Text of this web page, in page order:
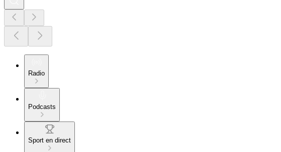
Radio
Podcasts
Sport en direct